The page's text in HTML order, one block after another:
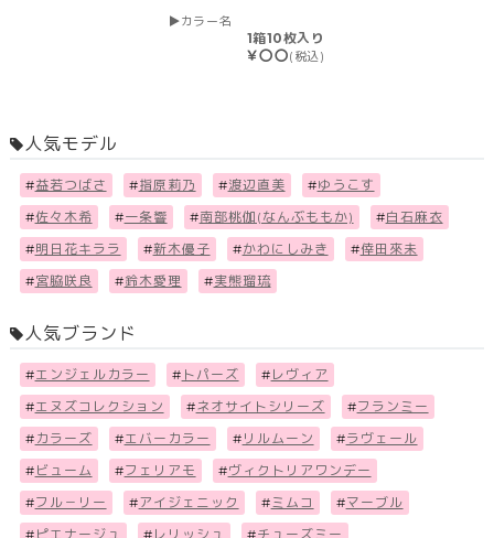
カラー名
1箱10枚入り
￥〇〇(税込)
人気モデル
#益若つばさ #指原莉乃 #渡辺直美 #ゆうこす
#佐々木希 #一条響 #南部桃伽(なんぶももか) #白石麻衣
#明日花キララ #新木優子 #かわにしみき #倖田來未
#宮脇咲良 #鈴木愛理 #実熊瑠琉
人気ブランド
#エンジェルカラー # トパーズ # レヴィア
#エヌズコレクション #ネオサイトシリーズ #フランミー
# カラーズ #エバーカラー # リルムーン #ラヴェール
# ビューム #フェリアモ #ヴィクトリアワンデー
#フル－リー #アイジェニック #ミムコ #マーブル
# ピエナージュ # レリッシュ #チューズミー